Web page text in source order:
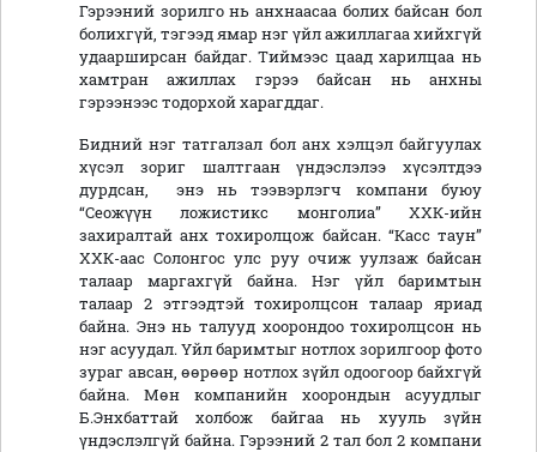
Гэрээний зорилго нь анхнаасаа болих байсан бол
болихгүй, тэгээд ямар нэг үйл ажиллагаа хийхгүй
удаарширсан байдаг. Тиймээс цаад харилцаа нь
хамтран ажиллах гэрээ байсан нь анхны
гэрээнээс тодорхой харагддаг.
Бидний нэг татгалзал бол анх хэлцэл байгуулах
хүсэл зориг шалтгаан үндэслэлээ хүсэлтдээ
дурдсан, энэ нь тээвэрлэгч компани буюу
“Сеожүүн ложистикс монголиа” ХХК-ийн
захиралтай анх тохиролцож байсан. “Касс таун”
ХХК-аас Солонгос улс руу очиж уулзаж байсан
талаар маргахгүй байна. Нэг үйл баримтын
талаар 2 этгээдтэй тохиролцсон талаар яриад
байна. Энэ нь талууд хоорондоо тохиролцсон нь
нэг асуудал. Үйл баримтыг нотлох зорилгоор фото
зураг авсан, өөрөөр нотлох зүйл одоогоор байхгүй
байна. Мөн компанийн хоорондын асуудлыг
Б.Энхбаттай холбож байгаа нь хууль зүйн
үндэслэлгүй байна. Гэрээний 2 тал бол 2 компани